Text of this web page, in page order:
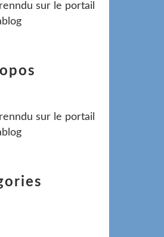
sur le portail
sur le portail